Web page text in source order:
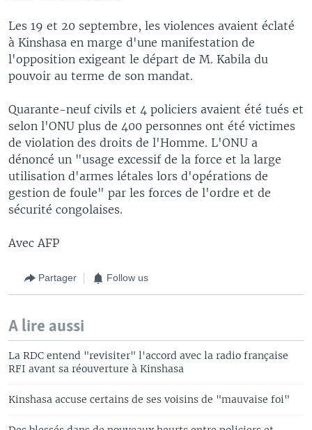
Les 19 et 20 septembre, les violences avaient éclaté
à Kinshasa en marge d'une manifestation de
l'opposition exigeant le départ de M. Kabila du
pouvoir au terme de son mandat.
Quarante-neuf civils et 4 policiers avaient été tués et
selon l'ONU plus de 400 personnes ont été victimes
de violation des droits de l'Homme. L'ONU a
dénoncé un "usage excessif de la force et la large
utilisation d'armes létales lors d'opérations de
gestion de foule" par les forces de l'ordre et de
sécurité congolaises.
Avec AFP
Partager Follow us
A lire aussi
La RDC entend "revisiter" l'accord avec la radio française
RFI avant sa réouverture à Kinshasa
Kinshasa accuse certains de ses voisins de "mauvaise foi"